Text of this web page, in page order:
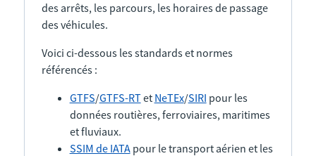
des arrêts, les parcours, les horaires de passage
des véhicules.
Voici ci-dessous les standards et normes
référencés :
GTFS/GTFS-RTet NeTEx/SIRI pour les
données routières, ferroviaires, maritimes
et fluviaux.
SSIM de IATApour le transport aérien et les